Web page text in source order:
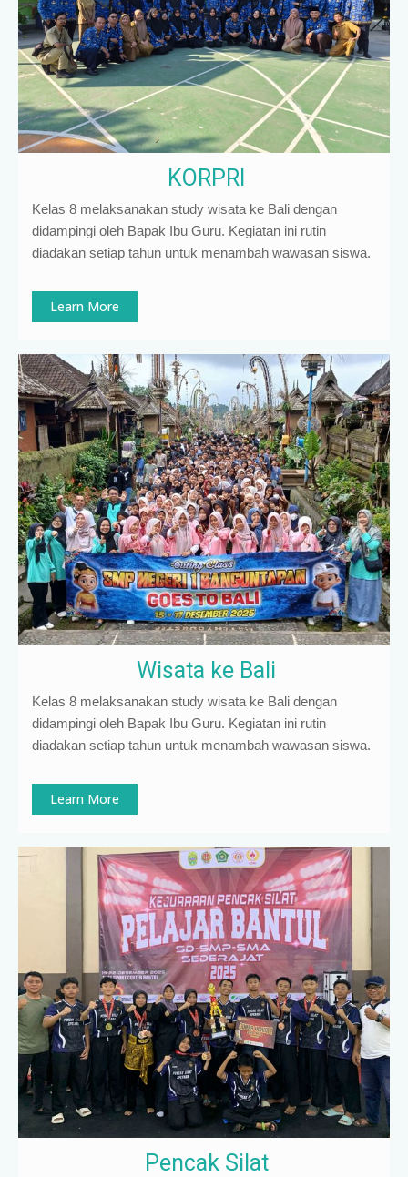
KORPRI
Kelas 8 melaksanakan study wisata ke Bali dengan
didampingi oleh Bapak Ibu Guru. Kegiatan ini rutin
diadakan setiap tahun untuk menambah wawasan siswa.
Learn More
Wisata ke Bali
Kelas 8 melaksanakan study wisata ke Bali dengan
didampingi oleh Bapak Ibu Guru. Kegiatan ini rutin
diadakan setiap tahun untuk menambah wawasan siswa.
Learn More
Pencak Silat